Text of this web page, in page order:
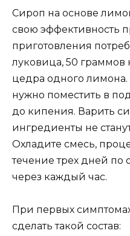
Сироп на основе
свою эффективность
приготовления
луковица, 50 граммов
цедра одного
нужно поместить в
до кипения. Варить
ингредиенты не
Охладите смесь,
течение трех дней
через каждый час.
При первых
сделать такой состав: